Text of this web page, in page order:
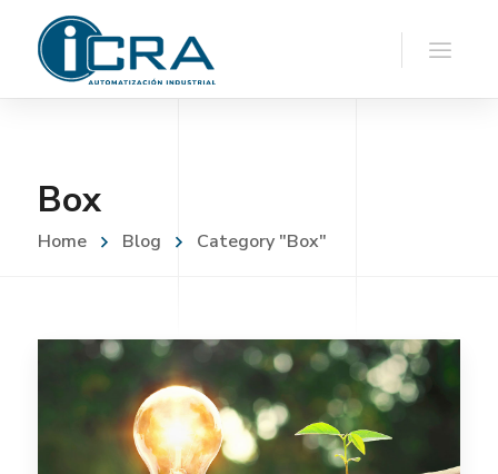
Box
Home Blog Category "Box"